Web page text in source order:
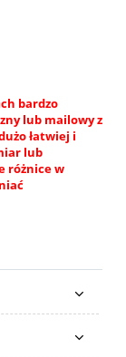
bardzo
lub mailowy z
łatwiej i
lub
różnice w